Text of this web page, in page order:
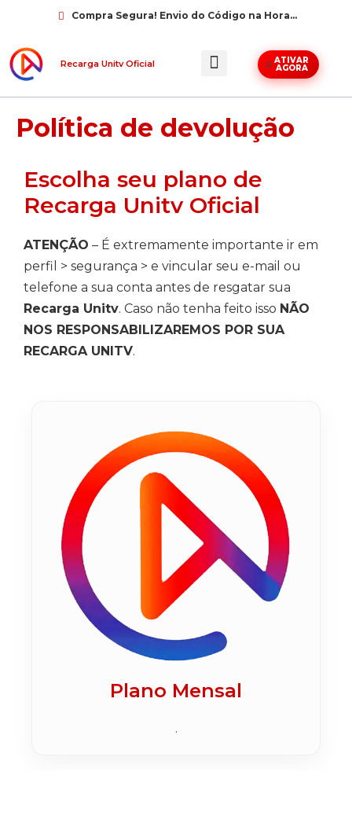
Compra Segura! Envio do Código na Hora...
Recarga Unitv Oficial ATIVAR
AGORA
Política de devolução
Escolha seu plano de
Recarga Unitv Oficial
ATENÇÃO – É extremamente importante ir em
perfil > segurança > e vincular seu e-mail ou
telefone a sua conta antes de resgatar sua
Recarga Unitv. Caso não tenha feito isso NÃO
NOS RESPONSABILIZAREMOS POR SUA
RECARGA UNITV.
Plano Mensal
.